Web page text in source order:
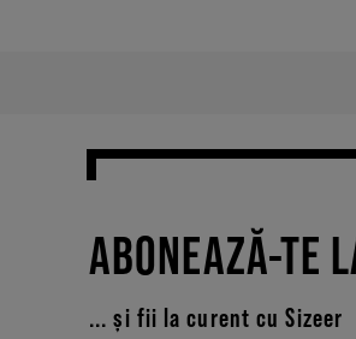
ABONEAZĂ-TE
... și fii la curent cu Sizeer